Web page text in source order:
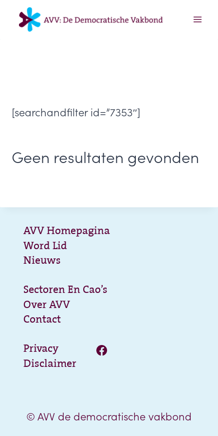
Doorgaan
naar
inhoud
[searchandfilter id=”7353″]
Geen resultaten gevonden
AVV Homepagina
Word Lid
Nieuws
Sectoren En Cao’s
Over AVV
Contact
Privacy
Disclaimer
© AVV de democratische vakbond